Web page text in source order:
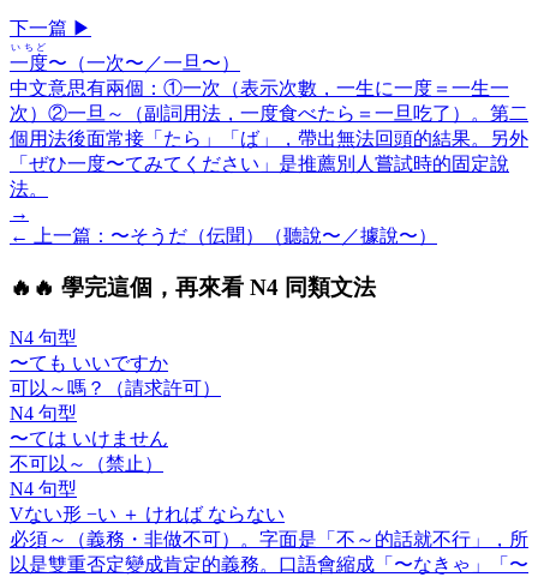
下一篇 ▶
一度
いちど
〜（一次〜／一旦〜）
中文意思有兩個：①一次（表示次數，一生に一度＝一生一
次）②一旦～（副詞用法，一度食べたら＝一旦吃了）。第二
個用法後面常接「たら」「ば」，帶出無法回頭的結果。另外
「ぜひ一度〜てみてください」是推薦別人嘗試時的固定說
法。
→
← 上一篇 ： 〜そうだ（伝聞）（聽說〜／據說〜）
🔥 🔥 學完這個，再來看 N4 同類文法
N4 句型
〜ても いいですか
可以～嗎？（請求許可）
N4 句型
〜ては いけません
不可以～（禁止）
N4 句型
Vない形 −い ＋ ければ ならない
必須～（義務・非做不可）。字面是「不～的話就不行」，所
以是雙重否定變成肯定的義務。口語會縮成「〜なきゃ」「〜